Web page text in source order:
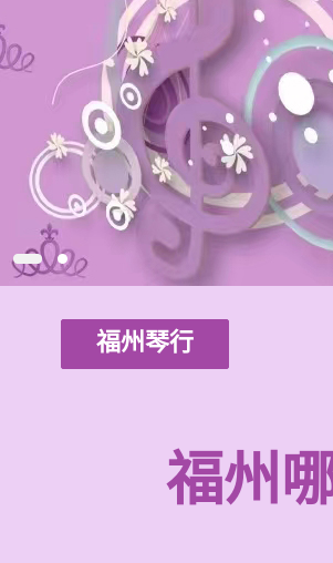
福州琴行
福州